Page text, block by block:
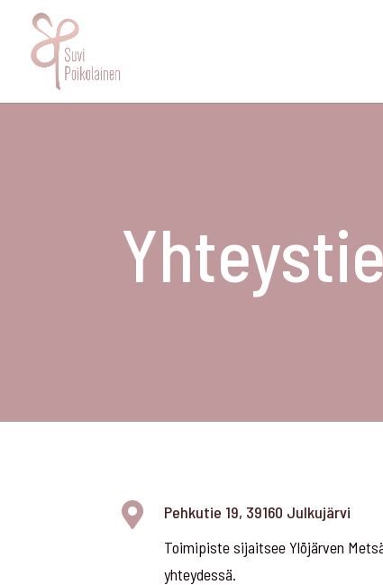

Pehkutie 19, 39160 Julkujärvi
Toimipiste sijaitsee Ylöjärven
yhteydessä.